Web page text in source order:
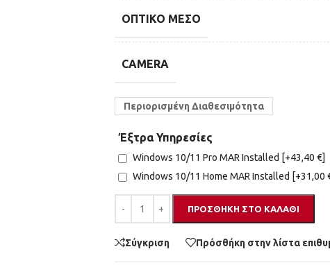
ΟΠΤΙΚΌ ΜΈΣΟ
CAMERA
Περιορισμένη Διαθεσιμότητα
Έξτρα Υπηρεσίες
Windows 10/11 Pro MAR Installed [+43,40 €]
Windows 10/11 Home MAR Installed [+31,00
ΠΡΟΣΘΉΚΗ ΣΤΟ ΚΑΛΆΘΙ
Σύγκριση Πρόσθήκη στην λίστα